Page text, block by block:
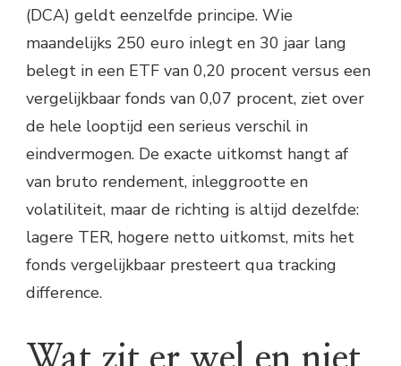
(DCA) geldt eenzelfde principe. Wie
maandelijks 250 euro inlegt en 30 jaar lang
belegt in een ETF van 0,20 procent versus een
vergelijkbaar fonds van 0,07 procent, ziet over
de hele looptijd een serieus verschil in
eindvermogen. De exacte uitkomst hangt af
van bruto rendement, inleggrootte en
volatiliteit, maar de richting is altijd dezelfde:
lagere TER, hogere netto uitkomst, mits het
fonds vergelijkbaar presteert qua tracking
difference.